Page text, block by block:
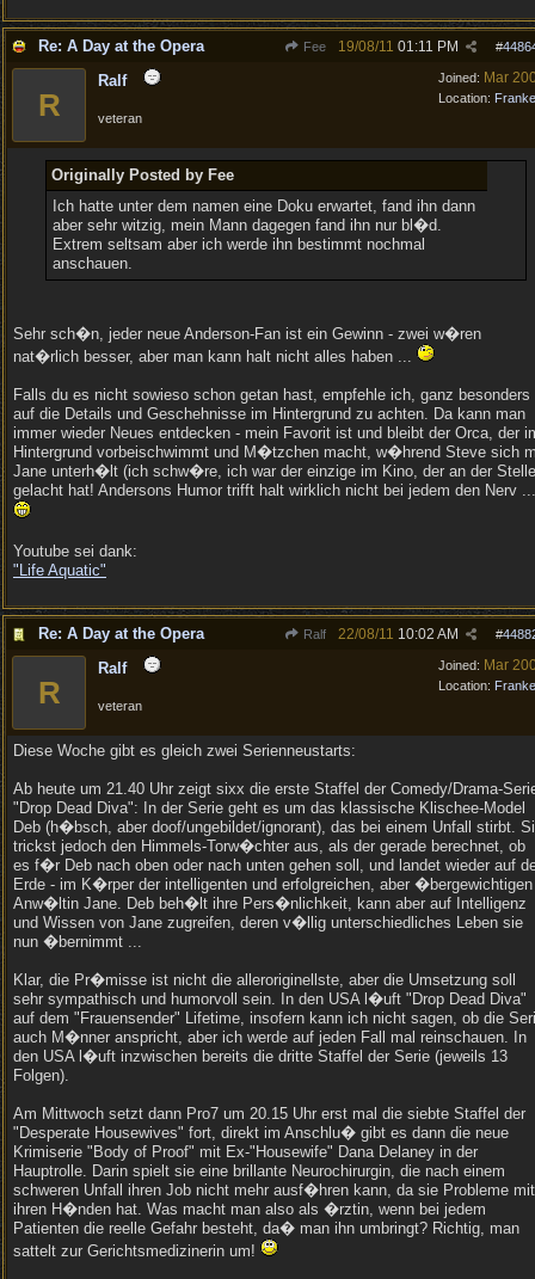
Re: A Day at the Opera Fee #
19/08/11 01:11 PM
Joined: Mar
Location:
R
Ralf
veteran
Originally Posted by Fee
Ich hatte unter dem namen eine Doku erwartet, fand ihn dann
aber sehr witzig, mein Mann dagegen fand ihn nur bl�d.
Extrem seltsam aber ich werde ihn bestimmt nochmal
anschauen.
Sehr sch�n, jeder neue Anderson-Fan ist ein Gewinn - zwei w�ren
nat�rlich besser, aber man kann halt nicht alles haben ...
Falls du es nicht sowieso schon getan hast, empfehle ich, ganz besonders
auf die Details und Geschehnisse im Hintergrund zu achten. Da kann man
immer wieder Neues entdecken - mein Favorit ist und bleibt der Orca, der
Hintergrund vorbeischwimmt und M�tzchen macht, w�hrend Steve sich
Jane unterh�lt (ich schw�re, ich war der einzige im Kino, der an der Stelle
gelacht hat! Andersons Humor trifft halt wirklich nicht bei jedem den Nerv
Youtube sei dank:
"Life Aquatic"
Re: A Day at the Opera Ralf #
22/08/11 10:02 AM
Joined: Mar
Location:
R
Ralf
veteran
Diese Woche gibt es gleich zwei Serienneustarts:
Ab heute um 21.40 Uhr zeigt sixx die erste Staffel der Comedy/Drama-
"Drop Dead Diva": In der Serie geht es um das klassische Klischee-Model
Deb (h�bsch, aber doof/ungebildet/ignorant), das bei einem Unfall stirbt.
trickst jedoch den Himmels-Torw�chter aus, als der gerade berechnet, ob
es f�r Deb nach oben oder nach unten gehen soll, und landet wieder auf
Erde - im K�rper der intelligenten und erfolgreichen, aber �bergewichtigen
Anw�ltin Jane. Deb beh�lt ihre Pers�nlichkeit, kann aber auf Intelligenz
und Wissen von Jane zugreifen, deren v�llig unterschiedliches Leben sie
nun �bernimmt ...
Klar, die Pr�misse ist nicht die alleroriginellste, aber die Umsetzung soll
sehr sympathisch und humorvoll sein. In den USA l�uft "Drop Dead Diva"
auf dem "Frauensender" Lifetime, insofern kann ich nicht sagen, ob die
auch M�nner anspricht, aber ich werde auf jeden Fall mal reinschauen. In
den USA l�uft inzwischen bereits die dritte Staffel der Serie (jeweils 13
Folgen).
Am Mittwoch setzt dann Pro7 um 20.15 Uhr erst mal die siebte Staffel der
"Desperate Housewives" fort, direkt im Anschlu� gibt es dann die neue
Krimiserie "Body of Proof" mit Ex-"Housewife" Dana Delaney in der
Hauptrolle. Darin spielt sie eine brillante Neurochirurgin, die nach einem
schweren Unfall ihren Job nicht mehr ausf�hren kann, da sie Probleme mit
ihren H�nden hat. Was macht man also als �rztin, wenn bei jedem
Patienten die reelle Gefahr besteht, da� man ihn umbringt? Richtig, man
sattelt zur Gerichtsmedizinerin um!